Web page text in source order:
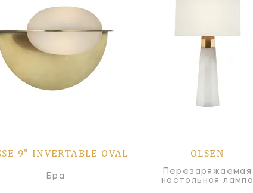
9" INVERTABLE OVAL
Бра
OLSEN
Перезаряжаемая
настольная лампа